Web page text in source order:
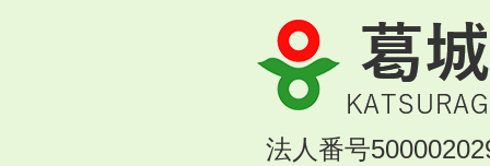
葛
城
市
KATSURAGI
法人番号